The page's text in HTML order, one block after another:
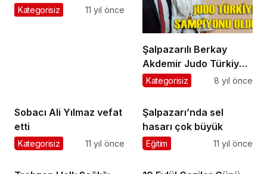
yüzünden elektriklerini
Kategorisiz 11 yıl önce
Şalpazarılı Berkay
Akdemir Judo Türkiye
birincisi oldu
Kategorisiz 8 yıl önce
Sobacı Ali Yılmaz vefat
etti
Kategorisiz 11 yıl önce
Şalpazarı’nda sel
hasarı çok büyük
Eğitim 11 yıl önce